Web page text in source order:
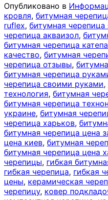
Опубликовано в
кровля, битумная
ruflex, битумная черепица
черепица акваизол,
битумная черепица
качество, битумная
черепица отзывы,
битумная черепица
черепица своими руками,
технология, битумная
битумная черепица
украине, битумная
черепица харьков,
битумная черепица цена
цена киев, битумная
битумная черепица цена
черепицы, гибкая
гибкая черепица, гибкая
цены, керамическая
черепицу, ковер